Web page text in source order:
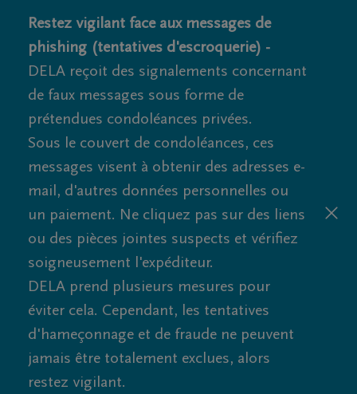
Restez vigilant face aux messages de
phishing (tentatives d'escroquerie) -
DELA reçoit des signalements concernant
de faux messages sous forme de
prétendues condoléances privées.
Sous le couvert de condoléances, ces
messages visent à obtenir des adresses e-
mail, d'autres données personnelles ou
un paiement. Ne cliquez pas sur des liens
ou des pièces jointes suspects et vérifiez
soigneusement l'expéditeur.
DELA prend plusieurs mesures pour
éviter cela. Cependant, les tentatives
d'hameçonnage et de fraude ne peuvent
jamais être totalement exclues, alors
restez vigilant.